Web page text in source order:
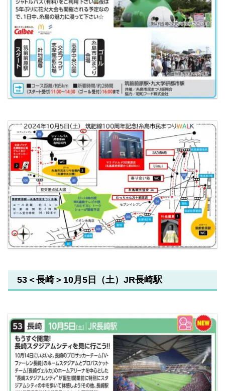
53＜長崎＞10月5日（土）JR長崎駅